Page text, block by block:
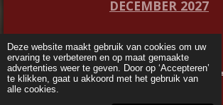
Deze website maakt gebruik van cookies om uw
ervaring te verbeteren en op maat gemaakte
advertenties weer te geven. Door op ‘Accepteren’
te klikken, gaat u akkoord met het gebruik van
alle cookies.
DECEMBER 2027